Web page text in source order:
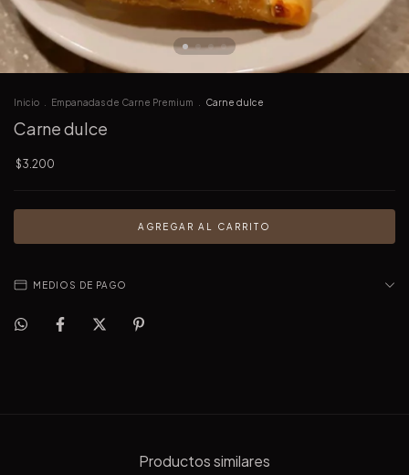
Inicio Empanadas de Carne Premium Carne dulce
Carne dulce
$3.200
MEDIOS DE PAGO
Productos similares